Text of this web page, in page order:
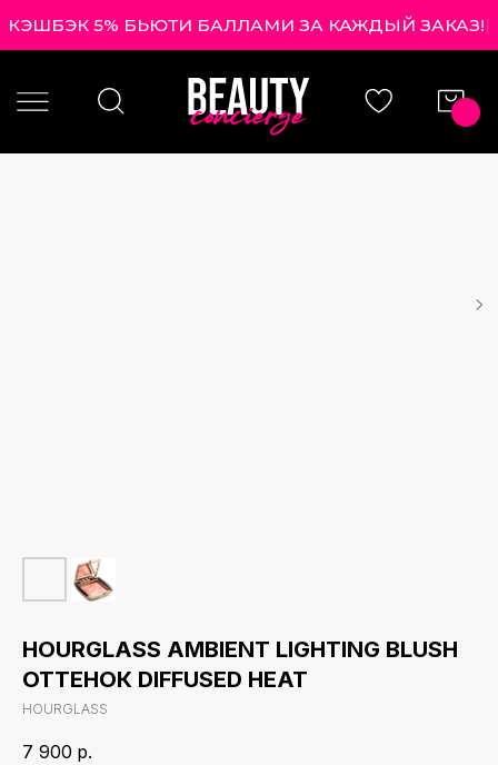
КЭШБЭК 5% БЬЮТИ БАЛЛАМИ ЗА КАЖДЫЙ ЗАКАЗ!|
HOURGLASS AMBIENT LIGHTING BLUSH
ОТТЕНОК DIFFUSED HEAT
HOURGLASS
7 900 р.